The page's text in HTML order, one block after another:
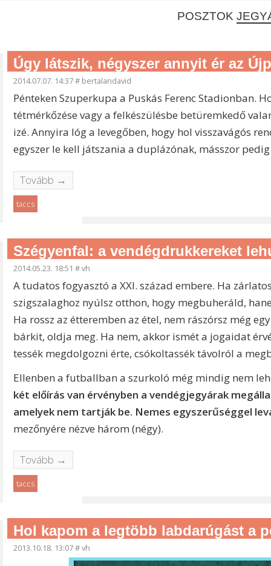
POSZTOK
Úgy látszik, négyszer annyit ér az
2014.07.07. 14:37# bertalandavid
Pénteken Szuperkupa a Puskás Ferenc Stadionban.
tétmérkőzése vagy a felkészülésbe betüremkedő
izé. Annyira lóg a levegőben, hogy hol visszavágós
egyszer le kell játszania a duplázónak, másszor
Tovább →
taccs
Szégyenfal: a vendégdrukkereket
2014.05.23. 18:51 #vh
A tudatos fogyasztó a XXI. század embere. Ha
szigszalaghoz nyúlsz otthon, hogy megbuheráld,
Ha rossz az étteremben az étel, nem rászórsz még
bárkit, oldja meg. Ha nem, akkor ismét a jogaidat
tessék megdolgozni érte, csókoltassék távolról a
Ellenben a futballban a szurkoló még mindig nem
két előírás van érvényben a vendégjegyárak
amelyek nem tartják be. Nemes egyszerűséggel
mezőnyére nézve három (négy).
Tovább →
taccs
Hol kapom a legtöbb labdarúgást a
2013.10.18. 13:07#vh